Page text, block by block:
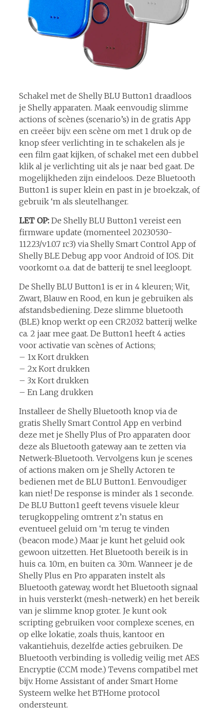
Schakel met de Shelly BLU Button1 draadloos
je Shelly apparaten. Maak eenvoudig slimme
actions of scènes (scenario’s) in de gratis App
en creëer bijv. een scène om met 1 druk op de
knop sfeer verlichting in te schakelen als je
een film gaat kijken, of schakel met een dubbel
klik al je verlichting uit als je naar bed gaat. De
mogelijkheden zijn eindeloos. Deze Bluetooth
Button1 is super klein en past in je broekzak, of
gebruik ‘m als sleutelhanger.
LET OP: De Shelly BLU Button1 vereist een
firmware update (momenteel 20230530-
11223/v1.0.7 rc3) via Shelly Smart Control App of
Shelly BLE Debug app voor Android of IOS. Dit
voorkomt o.a. dat de batterij te snel leegloopt.
De Shelly BLU Button1 is er in 4 kleuren; Wit,
Zwart, Blauw en Rood, en kun je gebruiken als
afstandsbediening. Deze slimme bluetooth
(BLE) knop werkt op een CR2032 batterij welke
ca. 2 jaar mee gaat. De Button1 heeft 4 acties
voor activatie van scènes of Actions;
– 1x Kort drukken
– 2x Kort drukken
– 3x Kort drukken
– En Lang drukken
Installeer de Shelly Bluetooth knop via de
gratis Shelly Smart Control App en verbind
deze met je Shelly Plus of Pro apparaten door
deze als Bluetooth gateway aan te zetten via
Netwerk-Bluetooth. Vervolgens kun je scenes
of actions maken om je Shelly Actoren te
bedienen met de BLU Button1. Eenvoudiger
kan niet! De response is minder als 1 seconde.
De BLU Button1 geeft tevens visuele kleur
terugkoppeling omtrent z’n status en
eventueel geluid om ‘m terug te vinden
(beacon mode.) Maar je kunt het geluid ook
gewoon uitzetten. Het Bluetooth bereik is in
huis ca. 10m, en buiten ca. 30m. Wanneer je de
Shelly Plus en Pro apparaten instelt als
Bluetooth gateway, wordt het Bluetooth signaal
in huis versterkt (mesh-netwerk) en het bereik
van je slimme knop groter. Je kunt ook
scripting gebruiken voor complexe scenes, en
op elke lokatie, zoals thuis, kantoor en
vakantiehuis, dezelfde acties gebruiken. De
Bluetooth verbinding is volledig veilig met AES
Encryptie (CCM mode.) Tevens compatibel met
bijv. Home Assistant of ander Smart Home
Systeem welke het BTHome protocol
ondersteunt.